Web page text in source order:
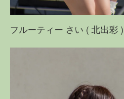
フルーティー さい ( 北出彩 )